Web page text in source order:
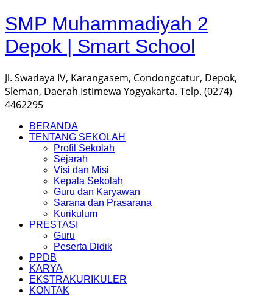
SMP Muhammadiyah 2
Depok | Smart School
Jl. Swadaya IV, Karangasem, Condongcatur, Depok,
Sleman, Daerah Istimewa Yogyakarta. Telp. (0274)
4462295
BERANDA
TENTANG SEKOLAH
Profil Sekolah
Sejarah
Visi dan Misi
Kepala Sekolah
Guru dan Karyawan
Sarana dan Prasarana
Kurikulum
PRESTASI
Guru
Peserta Didik
PPDB
KARYA
EKSTRAKURIKULER
KONTAK